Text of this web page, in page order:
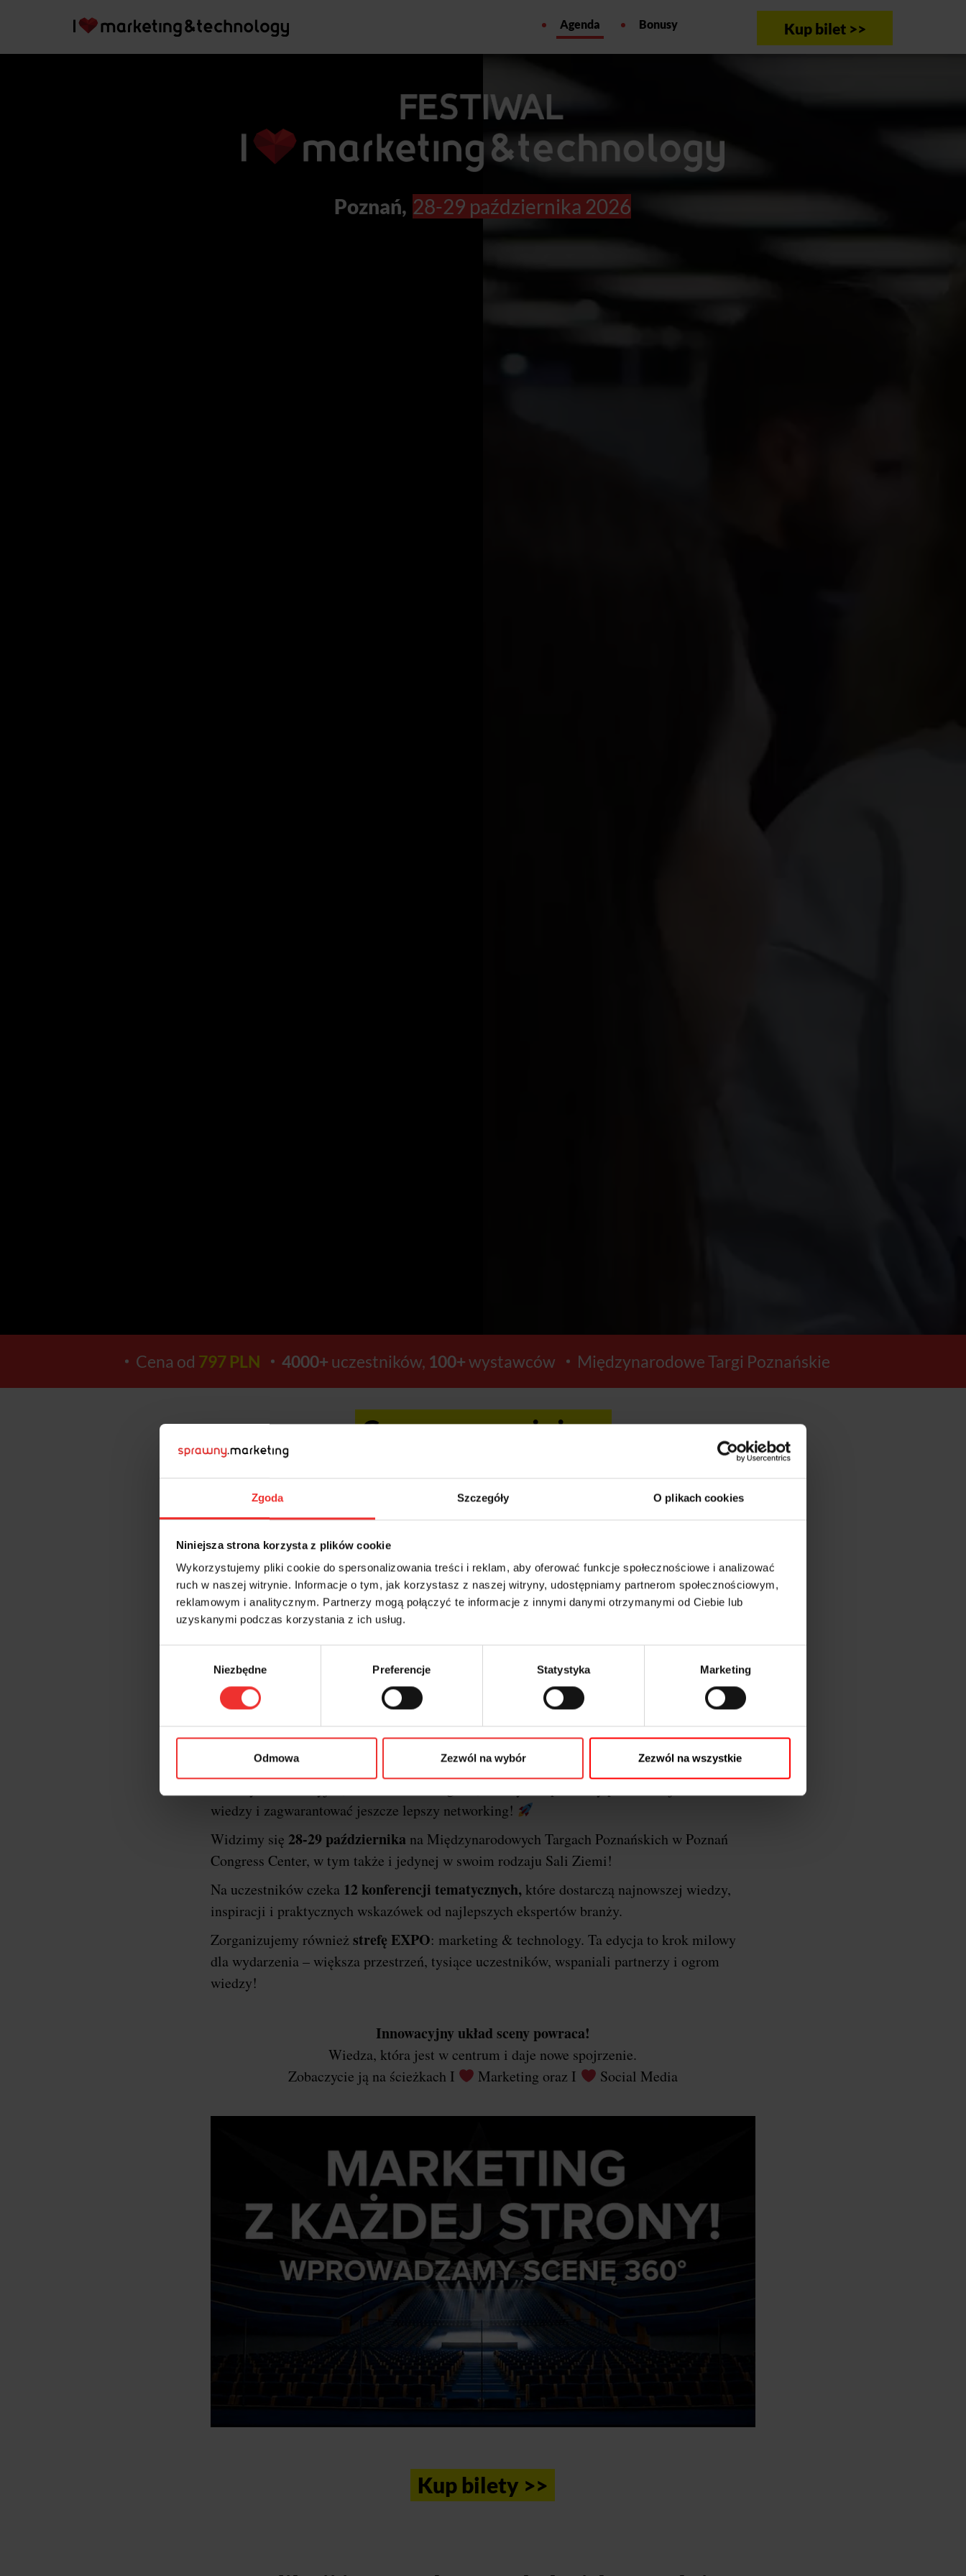
Zgoda Szczegóły O plikach cookies
Niniejsza strona korzysta z plików cookie
Wykorzystujemy pliki cookie do spersonalizowania treści i reklam, aby oferować funkcje społecznościowe i analizować
ruch w naszej witrynie. Informacje o tym, jak korzystasz z naszej witryny, udostępniamy partnerom społecznościowym,
reklamowym i analitycznym. Partnerzy mogą połączyć te informacje z innymi danymi otrzymanymi od Ciebie lub
uzyskanymi podczas korzystania z ich usług.
Niezbędne Preferencje Statystyka Marketing
Odmowa Zezwól na wybór Zezwól na wszystkie
Kup bilet >>
Agenda Bonusy
Poznań, 28-29 października 2026
Cena od 797 PLN 4000+ uczestników, 100+wystawców Międzynarodowe Targi Poznańskie
Ceny wzrosną już za:
13
DNI
16
GODZIN
22 46
Kup bilety >>
Krótko o festiwalu i dlaczego Poznań…
XXII edycja konferencjiI
Marketing & Technology powraca do stolicy Wielkopolski, a
oficjalnym gospodarzem wydarzenia będzie miastoPoznań
Ponownie razem łączymy
wiedzy i zagwarantować jeszcze lepszy networking!
Widzimy się 28-29 października na Międzynarodowych Targach Poznańskich w Poznań
Congress Center, w tym także i jedynej w swoim rodzaju Sali Ziemi!
Na uczestników czeka 12 konferencji tematycznych,które dostarczą najnowszej wiedzy,
inspiracji i praktycznych wskazówek od najlepszych ekspertów branży.
Zorganizujemy również strefę EXPO: marketing & technology. Ta edycja to krok milowy
dla wydarzenia – większa przestrzeń, tysiące uczestników, wspaniali partnerzy i ogrom
wiedzy!
Innowacyjny układ sceny powraca!
Wiedza, która jest w centrum i daje nowe spojrzenie.
Zobaczycie ją na ścieżkach I
Marketing oraz I Social Media
Kup bilety >>